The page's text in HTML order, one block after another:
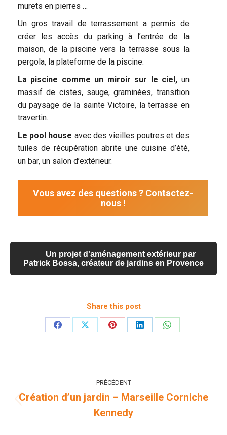
murets en pierres …
Un gros travail de terrassement a permis de
créer les accès du parking à l’entrée de la
maison, de la piscine vers la terrasse sous la
pergola, la plateforme de la piscine.
La piscine comme un miroir sur le ciel, un
massif de cistes, sauge, graminées, transition
du paysage de la sainte Victoire, la terrasse en
travertin.
Le pool house avec des vieilles poutres et des
tuiles de récupération abrite une cuisine d’été,
un bar, un salon d’extérieur.
Vous avez des questions ? Contactez-
nous !
Un projet d'aménagement extérieur par
Patrick Bossa, créateur de jardins en Provence
Share this post
PartagerPartagerPartagerPartagerPartager
de
commentaire
PRÉCÉDENT
précédent
Création d’un jardin – Marseille Corniche
Kennedy